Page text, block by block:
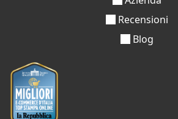
Recensioni
Blog